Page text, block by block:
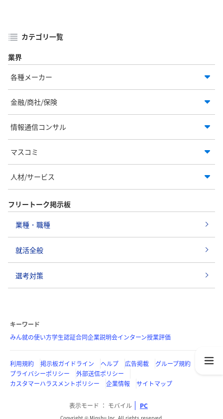
カテゴリ一覧
業界
各種メーカー
金融/商社/保険
情報通信コンサル
マスコミ
人材/サービス
フリートーク掲示板
業種・職種
就活全般
選考対策
キーワード
みん就の使い方学生認証合同企業説明会インターン授業評価
利用規約 掲示板ガイドライン ヘルプ 広告掲載
グループ規約
プライバシーポリシー
外部送信ポリシー
カスタマーハラスメントポリシー
企業情報 サイトマップ
表示モード モバイル PC